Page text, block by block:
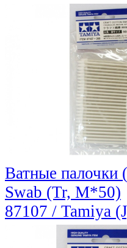
Ватные палочки
Swab (Tr, M*50)
87107 / Tamiya